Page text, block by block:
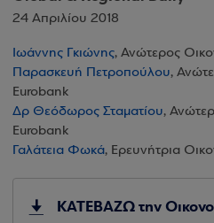
24 Απριλίου 2018
Ιωάννης Γκιώνης, Ανώτερος
Παρασκευή Πετροπούλου,
Eurobank
Δρ Θεόδωρος Σταματίου,
Eurobank
Γαλάτεια Φωκά, Ερευνήτρια
ΚΑΤΕΒΑΖΩ την